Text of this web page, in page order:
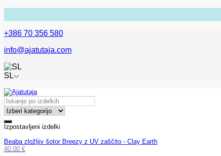
+386 70 356 580
info@ajatutaja.com
SL
Izpostavljeni izdelki
Beaba zložljiv šotor Breezy z UV zaščito - Clay Earth
40.00 €